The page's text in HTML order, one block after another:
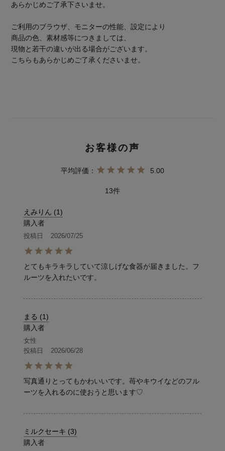
あらかじめご了承下さいませ。
ご利用のブラウザ、モニターの性能、設定により
商品の色、素材感等につきましては、
現物と若干の違いが出る場合がございます。
こちらもあらかじめご了承くださいませ。
5.00
13
えみりん 1
購入者
投稿日 2026/07/25
とてもキラキラしていて涼しげな食器が届きました。フ
ルーツを入れたいです。
まる
1
購入者
女性
投稿日
2026/06/28
写真通りとってもかわいいです。苺やキウイなどのフル
ーツを入れるのに使おうと思います♡
ミルクセーキ
3
購入者